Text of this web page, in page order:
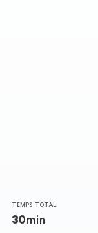
TEMPS TOTAL
30min